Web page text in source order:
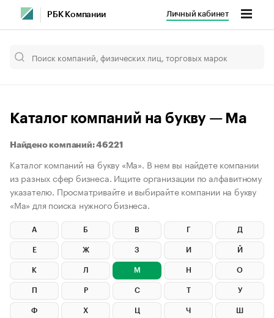
РБК Компании Личный кабинет
Каталог компаний на букву — Ма
Найдено компаний: 46221
Каталог компаний на букву «Ма». В нем вы найдете компании
из разных сфер бизнеса. Ищите организации по алфавитному
указателю. Просматривайте и выбирайте компании на букву
«Ма» для поиска нужного бизнеса.
А Б В Г Д
Е Ж З И Й
К Л М Н О
П Р С Т У
Ф Х Ч